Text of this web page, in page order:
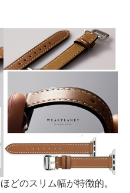
どのスリム幅が特徴的。